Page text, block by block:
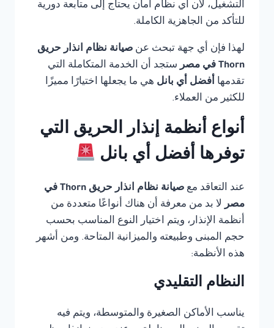
التشغيل، لأن أي نظام أمان يحتاج إلى متابعة دورية
للتأكد من الجاهزية الكاملة.
لهذا فإن أي جهة تبحث عن صيانة نظام انذار حريق
Thorn في مصر
ستجد أن الخدمة المتكاملة التي
تقدمها أفضل أي بانل هي ما يجعلها اختيارًا مميزًا
للكثير من العملاء.
أنواع أنظمة إنذار الحريق التي
توفرها أفضل أي بانل
عند التعاقد مع
صيانة نظام انذار حريق Thorn في
مصر لا بد من معرفة أن هناك أنواعًا متعددة من
أنظمة الإنذار، ويتم اختيار النوع المناسب بحسب
حجم المبنى وطبيعته والميزانية المتاحة. ومن أشهر
هذه الأنظمة:
النظام التقليدي
يناسب الأماكن الصغيرة والمتوسطة، ويتم فيه